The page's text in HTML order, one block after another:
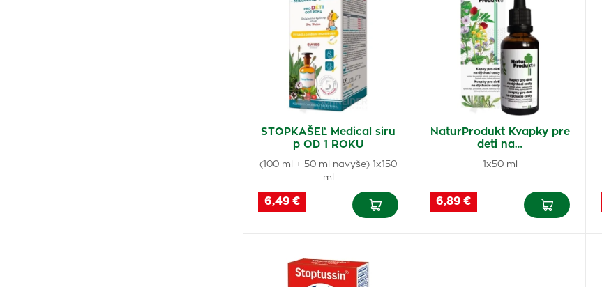
STOPKAŠEĽ Medical siru
p OD 1 ROKU
(100 ml + 50 ml navyše) 1x150
ml
6,49 €
NaturProdukt Kvapky pre
deti na…
1x50 ml
6,89 €